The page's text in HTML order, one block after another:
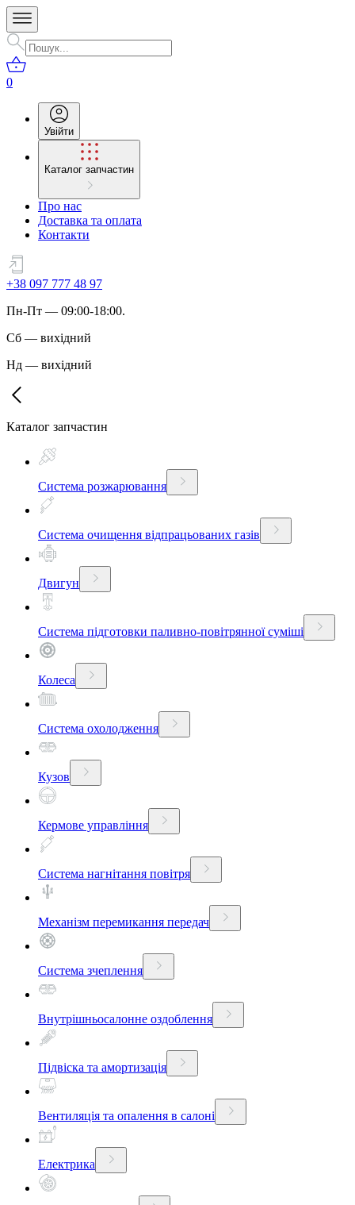
0
Увійти
Каталог запчастин
Про нас
Доставка та оплата
Контакти
+38 097 777 48 97
Пн-Пт — 09:00-18:00.
Сб — вихідний
Нд — вихідний
Каталог запчастин
Система розжарювання
Система очищення відпрацьованих газів
Двигун
Система підготовки паливно-повітрянної суміші
Колеса
Система охолодження
Кузов
Кермове управління
Система нагнітання повітря
Механізм перемикання передач
Система зчеплення
Внутрішньосалонне оздоблення
Підвіска та амортизація
Вентиляція та опалення в салоні
Електрика